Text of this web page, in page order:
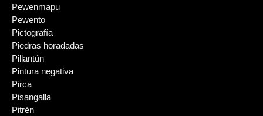
Pewenmapu
Pewento
Pictografía
Piedras horadadas
Pillantún
Pintura negativa
Pirca
Pisangalla
Pitrén